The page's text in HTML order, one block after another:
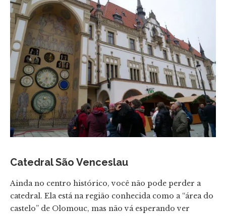
Catedral São Venceslau
Ainda no centro histórico, você não pode perder a
catedral. Ela está na região conhecida como a “área do
castelo” de Olomouc, mas não vá esperando ver